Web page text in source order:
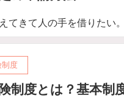
てきて人の手を借りたい
制度
制度とは？基本制